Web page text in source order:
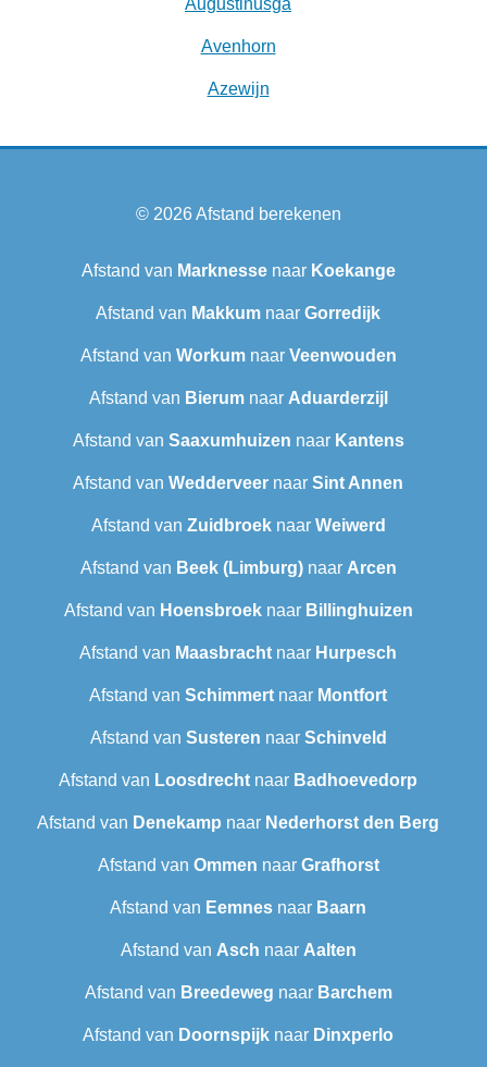
Augustinusga
Avenhorn
Azewijn
© 2026Afstand berekenen
Afstand van Marknessenaar Koekange
Afstand van Makkum naar Gorredijk
Afstand van Workumnaar Veenwouden
Afstand van Bierumnaar Aduarderzijl
Afstand van Saaxumhuizen naar Kantens
Afstand van Wedderveer naar Sint Annen
Afstand van Zuidbroeknaar Weiwerd
Afstand van Beek (Limburg)naar Arcen
Afstand van Hoensbroeknaar Billinghuizen
Afstand van Maasbracht naar Hurpesch
Afstand van Schimmert naar Montfort
Afstand van Susteren naar Schinveld
Afstand van Loosdrecht naar Badhoevedorp
Afstand van Denekamp naar Nederhorst den Berg
Afstand van Ommen naar Grafhorst
Afstand van Eemnes naar Baarn
Afstand van Asch naar Aalten
Afstand van Breedeweg naar Barchem
Afstand van Doornspijk naar Dinxperlo